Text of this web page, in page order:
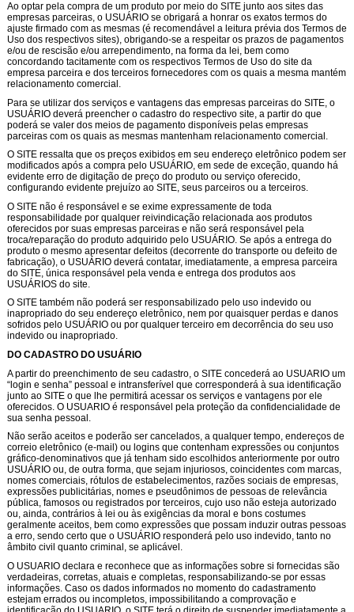
Ao optar pela compra de um produto por meio do SITE junto aos sites das
empresas parceiras, o USUÁRIO se obrigará a honrar os exatos termos do
ajuste firmado com as mesmas (é recomendável a leitura prévia dos Termos de
Uso dos respectivos sites), obrigando-se a respeitar os prazos de pagamentos
e/ou de rescisão e/ou arrependimento, na forma da lei, bem como
concordando tacitamente com os respectivos Termos de Uso do site da
empresa parceira e dos terceiros fornecedores com os quais a mesma mantém
relacionamento comercial.
Para se utilizar dos serviços e vantagens das empresas parceiras do SITE, o
USUÁRIO deverá preencher o cadastro do respectivo site, a partir do que
poderá se valer dos meios de pagamento disponíveis pelas empresas
parceiras com os quais as mesmas mantenham relacionamento comercial.
O SITE ressalta que os preços exibidos em seu endereço eletrônico podem ser
modificados após a compra pelo USUÁRIO, em sede de exceção, quando há
evidente erro de digitação de preço do produto ou serviço oferecido,
configurando evidente prejuízo ao SITE, seus parceiros ou a terceiros.
O SITE não é responsável e se exime expressamente de toda
responsabilidade por qualquer reivindicação relacionada aos produtos
oferecidos por suas empresas parceiras e não será responsável pela
troca/reparação do produto adquirido pelo USUÁRIO. Se após a entrega do
produto o mesmo apresentar defeitos (decorrente do transporte ou defeito de
fabricação), o USUÁRIO deverá contatar, imediatamente, a empresa parceira
do SITE, única responsável pela venda e entrega dos produtos aos
USUÁRIOS do site.
O SITE também não poderá ser responsabilizado pelo uso indevido ou
inapropriado do seu endereço eletrônico, nem por quaisquer perdas e danos
sofridos pelo USUÁRIO ou por qualquer terceiro em decorrência do seu uso
indevido ou inapropriado.
DO CADASTRO DO USUÁRIO
A partir do preenchimento de seu cadastro, o SITE concederá ao USUARIO um
“login e senha” pessoal e intransferível que corresponderá à sua identificação
junto ao SITE o que lhe permitirá acessar os serviços e vantagens por ele
oferecidos. O USUARIO é responsável pela proteção da confidencialidade de
sua senha pessoal.
Não serão aceitos e poderão ser cancelados, a qualquer tempo, endereços de
correio eletrônico (e-mail) ou logins que contenham expressões ou conjuntos
gráfico-denominativos que já tenham sido escolhidos anteriormente por outro
USUÁRIO ou, de outra forma, que sejam injuriosos, coincidentes com marcas,
nomes comerciais, rótulos de estabelecimentos, razões sociais de empresas,
expressões publicitárias, nomes e pseudônimos de pessoas de relevância
pública, famosos ou registrados por terceiros, cujo uso não esteja autorizado
ou, ainda, contrários à lei ou às exigências da moral e bons costumes
geralmente aceitos, bem como expressões que possam induzir outras pessoas
a erro, sendo certo que o USUÁRIO responderá pelo uso indevido, tanto no
âmbito civil quanto criminal, se aplicável.
O USUARIO declara e reconhece que as informações sobre si fornecidas são
verdadeiras, corretas, atuais e completas, responsabilizando-se por essas
informações. Caso os dados informados no momento do cadastramento
estejam errados ou incompletos, impossibilitando a comprovação e